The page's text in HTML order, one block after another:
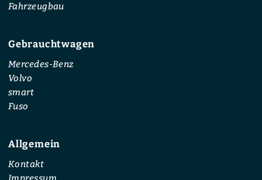
Fahrzeugbau
Gebrauchtwagen
Mercedes-Benz
Volvo
smart
Fuso
Allgemein
Kontakt